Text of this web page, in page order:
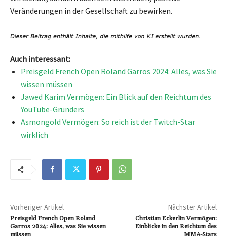
Veränderungen in der Gesellschaft zu bewirken.
Auch interessant:
Preisgeld French Open Roland Garros 2024: Alles, was Sie
wissen müssen
Jawed Karim Vermögen: Ein Blick auf den Reichtum des
YouTube-Gründers
Asmongold Vermögen: So reich ist der Twitch-Star
wirklich
Vorheriger Artikel
Preisgeld French Open Roland
Garros 2024: Alles, was Sie wissen
müssen
Nächster Artikel
Christian Eckerlin Vermögen:
Einblicke in den Reichtum des
MMA-Stars